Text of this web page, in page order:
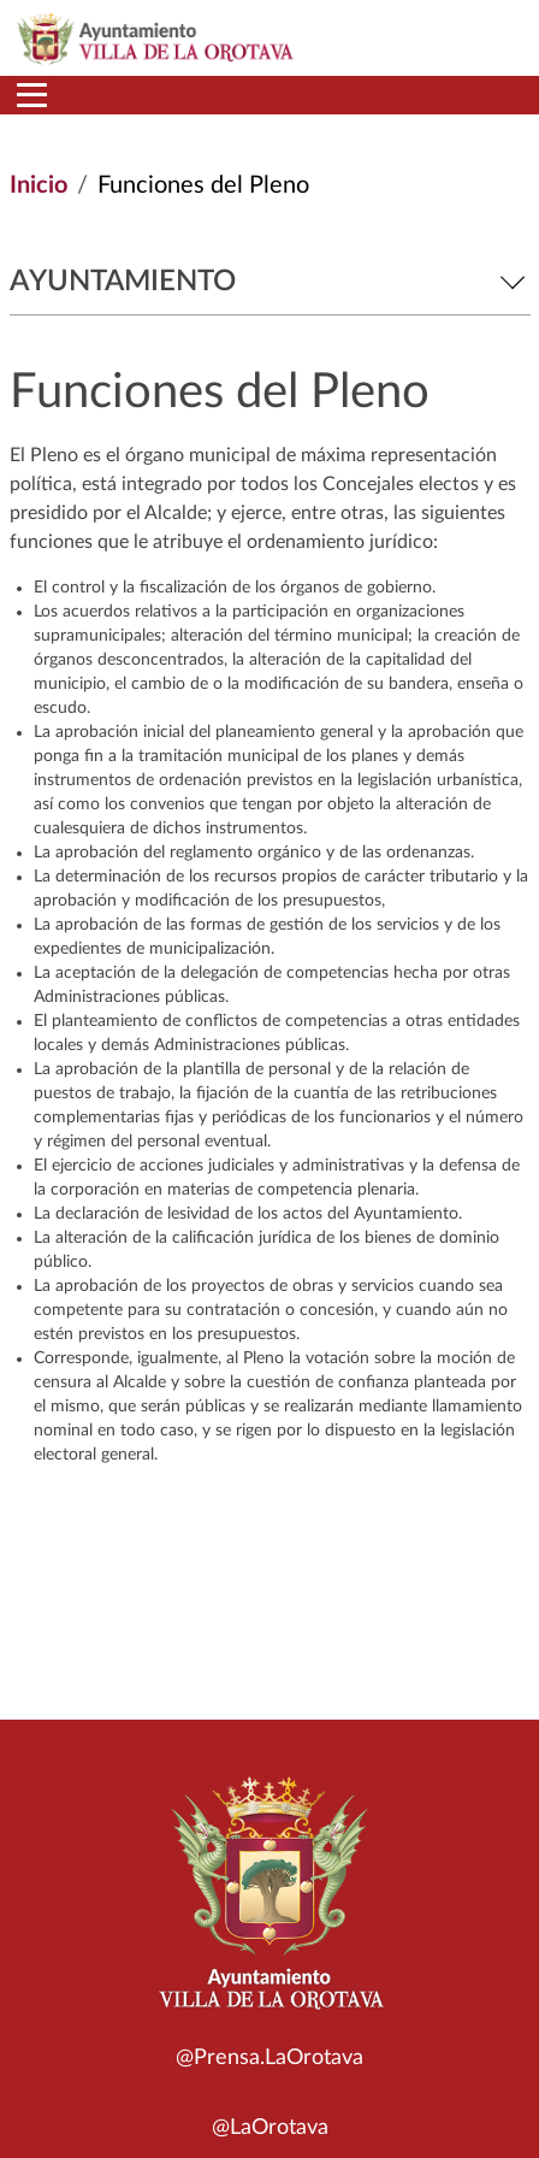
Pasar al contenido principal
Inicio Funciones del Pleno
AYUNTAMIENTO
Funciones del Pleno
El Pleno es el órgano municipal de máxima representación
política, está integrado por todos los Concejales electos y es
presidido por el Alcalde; y ejerce, entre otras, las siguientes
funciones que le atribuye el ordenamiento jurídico:
El control y la fiscalización de los órganos de gobierno.
Los acuerdos relativos a la participación en organizaciones
supramunicipales; alteración del término municipal; la creación de
órganos desconcentrados, la alteración de la capitalidad del
municipio, el cambio de o la modificación de su bandera, enseña o
escudo.
La aprobación inicial del planeamiento general y la aprobación que
ponga fin a la tramitación municipal de los planes y demás
instrumentos de ordenación previstos en la legislación urbanística,
así como los convenios que tengan por objeto la alteración de
cualesquiera de dichos instrumentos.
La aprobación del reglamento orgánico y de las ordenanzas.
La determinación de los recursos propios de carácter tributario y la
aprobación y modificación de los presupuestos,
La aprobación de las formas de gestión de los servicios y de los
expedientes de municipalización.
La aceptación de la delegación de competencias hecha por otras
Administraciones públicas.
El planteamiento de conflictos de competencias a otras entidades
locales y demás Administraciones públicas.
La aprobación de la plantilla de personal y de la relación de
puestos de trabajo, la fijación de la cuantía de las retribuciones
complementarias fijas y periódicas de los funcionarios y el número
y régimen del personal eventual.
El ejercicio de acciones judiciales y administrativas y la defensa de
la corporación en materias de competencia plenaria.
La declaración de lesividad de los actos del Ayuntamiento.
La alteración de la calificación jurídica de los bienes de dominio
público.
La aprobación de los proyectos de obras y servicios cuando sea
competente para su contratación o concesión, y cuando aún no
estén previstos en los presupuestos.
Corresponde, igualmente, al Pleno la votación sobre la moción de
censura al Alcalde y sobre la cuestión de confianza planteada por
el mismo, que serán públicas y se realizarán mediante llamamiento
nominal en todo caso, y se rigen por lo dispuesto en la legislación
electoral general.
@Prensa.LaOrotava
@LaOrotava